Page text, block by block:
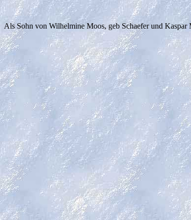
Als Sohn von Wilhelmine Moos, geb Schaefer und